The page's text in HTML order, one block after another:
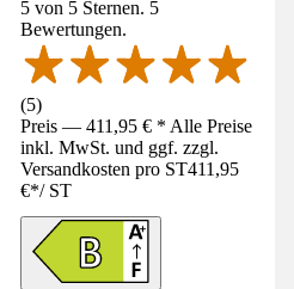
5 von 5 Sternen. 5
Bewertungen.
(5)
Preis — 411,95 € * Alle Preise
inkl. MwSt. und ggf. zzgl.
Versandkosten pro ST411,95
€*/ ST